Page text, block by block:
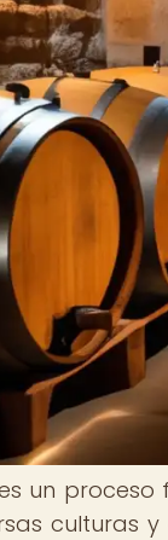
un
culturas